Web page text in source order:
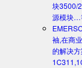
块3500/
源模块…
袖,在商
的解决